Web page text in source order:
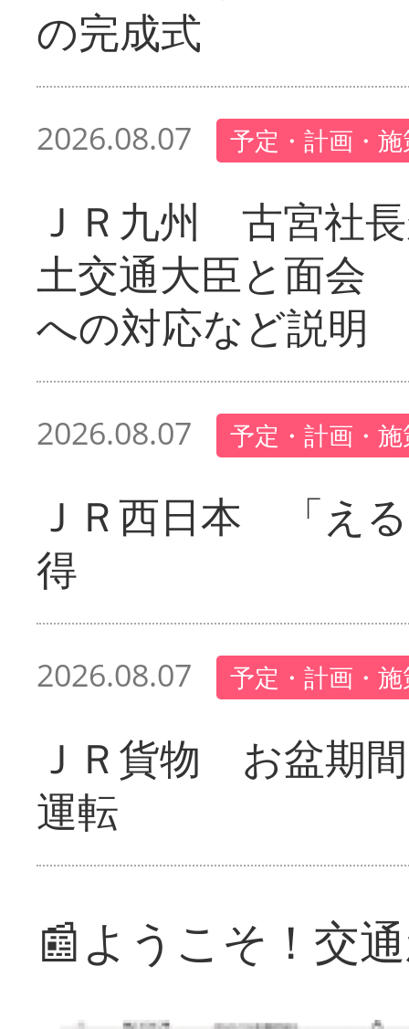
の完成式
2026.08.07 予定・計画・
ＪＲ九州 古宮社
土交通大臣と面会
への対応など説明
2026.08.07 予定・計画・
ＪＲ西日本 「え
得
2026.08.07 予定・計画・
ＪＲ貨物 お盆期
運転
📰ようこそ！交